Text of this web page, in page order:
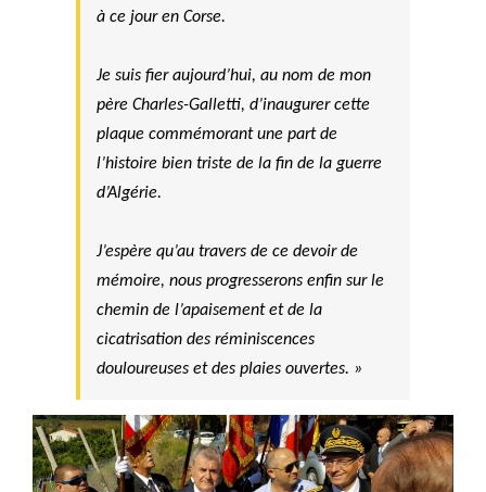
à ce jour en Corse.
Je suis fier aujourd’hui, au nom de mon
père Charles-Galletti, d’inaugurer cette
plaque commémorant une part de
l’histoire bien triste de la fin de la guerre
d’Algérie.
J’espère qu’au travers de ce devoir de
mémoire, nous progresserons enfin sur le
chemin de l’apaisement et de la
cicatrisation des réminiscences
douloureuses et des plaies ouvertes. »